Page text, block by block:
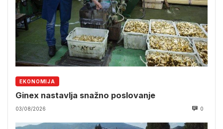
EKONOMIJA
Ginex nastavlja snažno poslovanje
03/08/2026 0